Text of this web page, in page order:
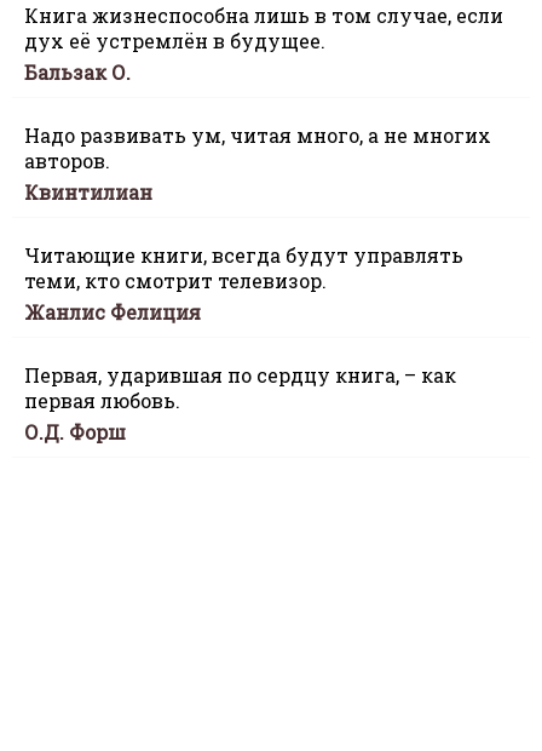
Книга жизнеспособна лишь в том случае, если
дух её устремлён в будущее.
Бальзак О.
Надо развивать ум, читая много, а не многих
авторов.
Квинтилиан
Читающие книги, всегда будут управлять
теми, кто смотрит телевизор.
Жанлис Фелиция
Первая, ударившая по сердцу книга, – как
первая любовь.
О.Д. Форш